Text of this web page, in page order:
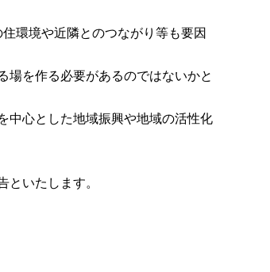
環境や近隣とのつながり等も要因
を作る必要があるのではないかと
中心とした地域振興や地域の活性化
いたします。